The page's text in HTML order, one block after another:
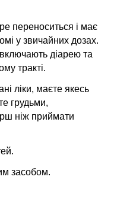
переноситься і має
у звичайних дозах.
діарею та
тракті.
ліки, маєте якесь
грудьми,
ніж приймати
засобом.